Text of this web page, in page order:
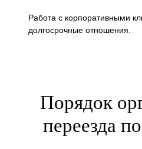
Работа с корпоративными
долгосрочные отношения.
Порядок
переезда